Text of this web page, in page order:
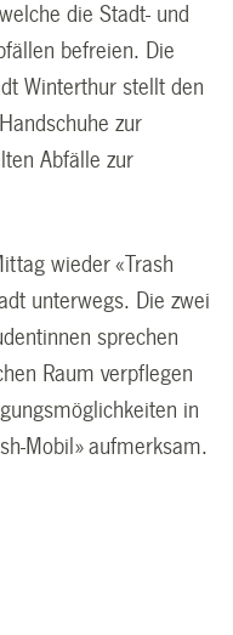
die Stadt- und
befreien. Die
Winterthur stellt den
zur
Abfälle zur
wieder «Trash
unterwegs. Die zwei
sprechen
Raum verpflegen
in
Mobil» aufmerksam.